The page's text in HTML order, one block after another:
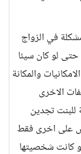
في الزواج
لو كان سيئا
والمكانة
الاخرى
للبنت تجدين
على اخرى فقط
كانت شخصيتها